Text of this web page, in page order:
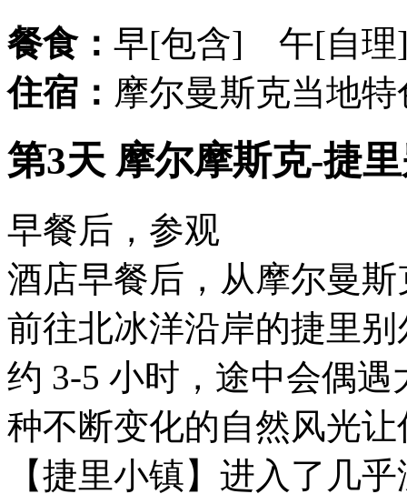
餐食： 早[包含] 午[自
住宿： 摩尔曼斯克当地
第3天 摩尔摩斯克-捷
早餐后，参观
酒店早餐后，从摩尔曼
前往北冰洋沿岸的捷里
约 3-5 小时，途中会偶
种不断变化的自然风光
【捷里小镇】进入了几